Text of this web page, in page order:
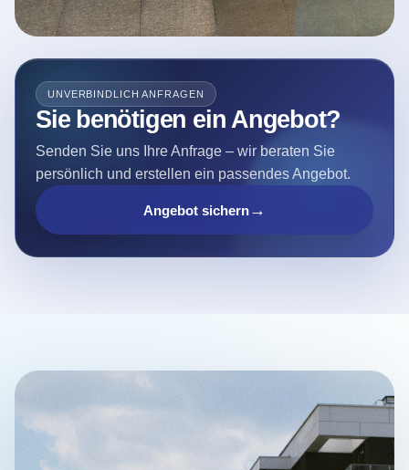
UNVERBINDLICH ANFRAGEN
Sie benötigen ein Angebot?
Senden Sie uns Ihre Anfrage – wir beraten Sie
persönlich und erstellen ein passendes Angebot.
Angebot sichern→